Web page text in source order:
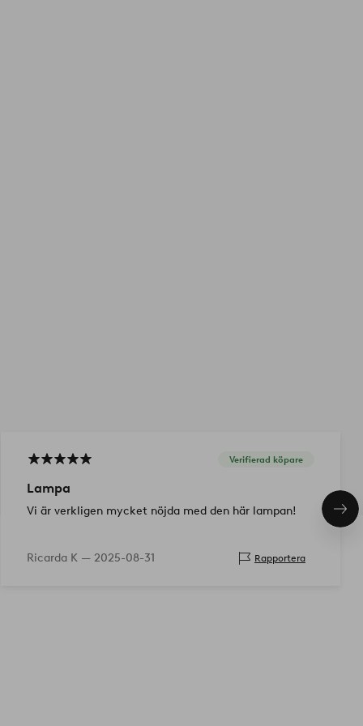
Verifierad köpare
Lampa
Vi är verkligen mycket nöjda med den här lampan!
Ricarda K — 2025-08-31 Rapportera